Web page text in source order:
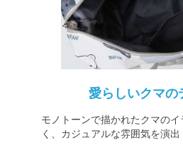
愛らしいクマの
モノトーンで描かれたクマの
く、カジュアルな雰囲気を演出